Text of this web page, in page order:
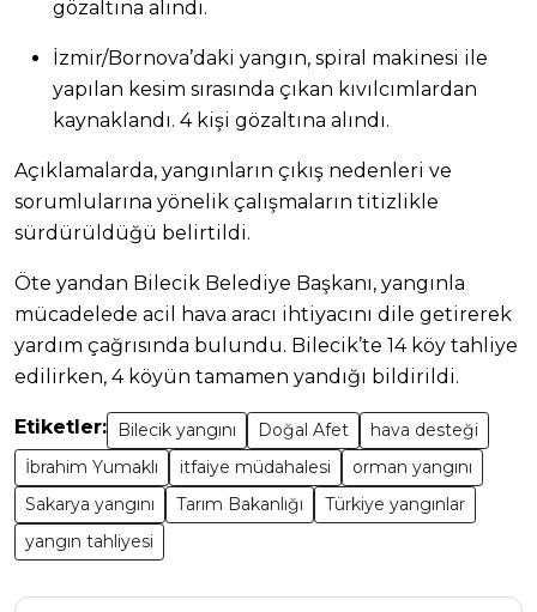
gözaltına alındı.
İzmir/Bornova’daki yangın, spiral makinesi ile
yapılan kesim sırasında çıkan kıvılcımlardan
kaynaklandı. 4 kişi gözaltına alındı.
Açıklamalarda, yangınların çıkış nedenleri ve
sorumlularına yönelik çalışmaların titizlikle
sürdürüldüğü belirtildi.
Öte yandan Bilecik Belediye Başkanı, yangınla
mücadelede acil hava aracı ihtiyacını dile getirerek
yardım çağrısında bulundu. Bilecik’te 14 köy tahliye
edilirken, 4 köyün tamamen yandığı bildirildi.
Etiketler: Bilecik yangını Doğal Afet
hava desteği
İbrahim Yumaklı
itfaiye müdahalesi
orman yangını
Sakarya yangını
Tarım Bakanlığı
Türkiye yangınlar
yangın tahliyesi